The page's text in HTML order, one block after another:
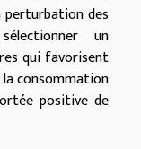
des
un
qui favorisent
consommation
positive de